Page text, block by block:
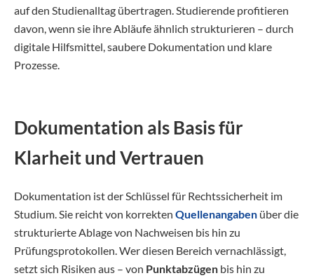
auf den Studienalltag übertragen. Studierende profitieren
davon, wenn sie ihre Abläufe ähnlich strukturieren – durch
digitale Hilfsmittel, saubere Dokumentation und klare
Prozesse.
Dokumentation als Basis für
Klarheit und Vertrauen
Dokumentation ist der Schlüssel für Rechtssicherheit im
Studium. Sie reicht von korrekten Quellenangaben über die
strukturierte Ablage von Nachweisen bis hin zu
Prüfungsprotokollen. Wer diesen Bereich vernachlässigt,
setzt sich Risiken aus – von Punktabzügen bis hin zu